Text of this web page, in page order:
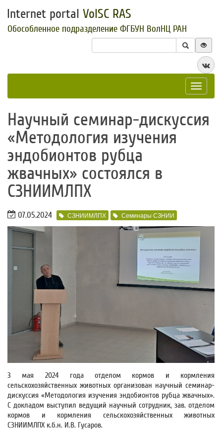
Internet portal VolSC RAS
Обособленное подразделение ФГБУН ВолНЦ РАН
Toggle
Научный семинар-дискуссия
«Методология изучения
эндобионтов рубца
жвачных» состоялся в
СЗНИИМЛПХ
07.05.2024 СЗНИИМЛПХ Семинары СЗНИИ
3 мая 2024 года отделом кормов и кормления
сельскохозяйственных животных организован научный семинар-
дискуссия «Методология изучения эндобионтов рубца жвачных».
С докладом выступил ведущий научный сотрудник, зав. отделом
кормов и кормления сельскохозяйственных животных
СЗНИИМЛПХ к.б.н. И.В. Гусаров.